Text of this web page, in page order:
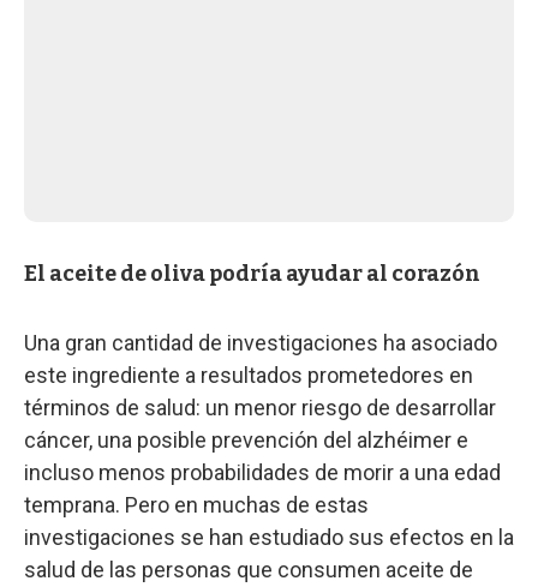
El aceite de oliva podría ayudar al corazón
Una gran cantidad de investigaciones ha asociado
este ingrediente a resultados prometedores en
términos de salud: un menor riesgo de desarrollar
cáncer, una posible prevención del alzhéimer e
incluso menos probabilidades de morir a una edad
temprana. Pero en muchas de estas
investigaciones se han estudiado sus efectos en la
salud de las personas que consumen aceite de